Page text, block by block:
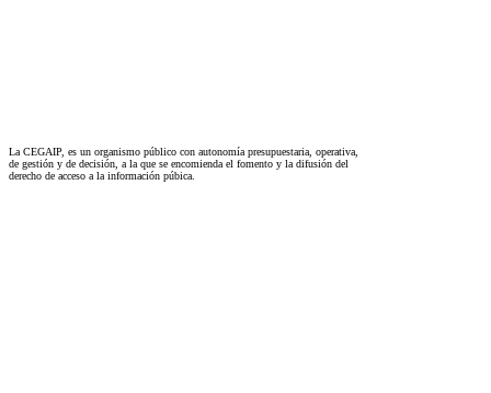
La CEGAIP, es un organismo público con autonomía presupuestaria, operativa,
de gestión y de decisión, a la que se encomienda el fomento y la difusión del
derecho de acceso a la información púbica.